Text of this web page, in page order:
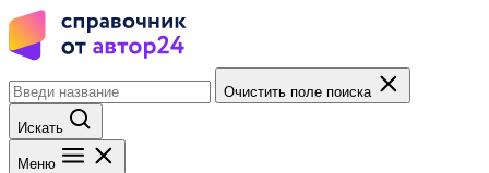
Очистить поле поиска
Искать
Меню